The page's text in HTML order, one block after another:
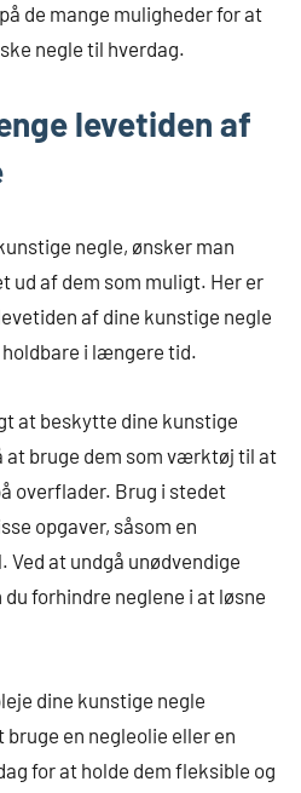
de mange muligheder for at
negle til hverdag.
levetiden af
negle, ønsker man
ud af dem som muligt. Her er
af dine kunstige negle
i længere tid.
at beskytte dine kunstige
at bruge dem som værktøj til at
overflader. Brug i stedet
opgaver, såsom en
Ved at undgå unødvendige
forhindre neglene i at løsne
dine kunstige negle
en negleolie eller en
for at holde dem fleksible og